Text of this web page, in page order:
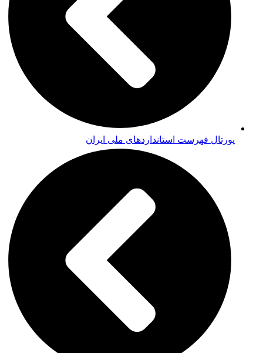
پورتال فهرست استانداردهای ملی ایران